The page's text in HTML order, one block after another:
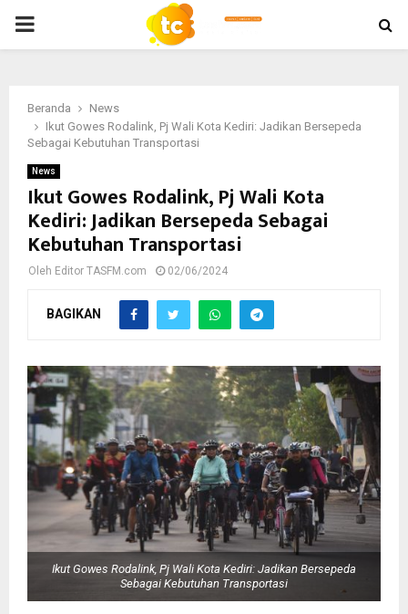
PRIMARY
Beranda
News
Ikut Gowes Rodalink, Pj Wali Kota Kediri: Jadikan Bersepeda
Sebagai Kebutuhan Transportasi
News
Ikut Gowes Rodalink, Pj Wali Kota
Kediri: Jadikan Bersepeda Sebagai
Kebutuhan Transportasi
Oleh Editor TASFM.com 02/06/2024
BAGIKAN
Ikut Gowes Rodalink, Pj Wali Kota Kediri: Jadikan Bersepeda
Sebagai Kebutuhan Transportasi